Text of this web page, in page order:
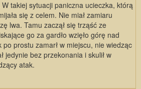
takiej sytuacji paniczna ucieczka, którą
się z celem. Nie miał zamiaru
lwa. Tamu zaczął się trząść ze
go za gardło wzięło górę nad
prostu zamarł w miejscu, nie wiedząc
jedynie bez przekonania i skulił w
atak.